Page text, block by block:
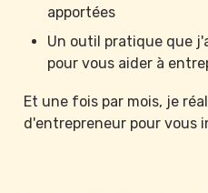
apportées
Un outil pratique que
pour vous aider à
Et une fois par mois, je
d'entrepreneur pour vous